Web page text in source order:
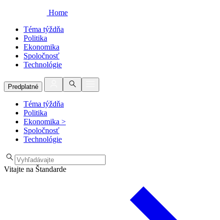
Home
Téma týždňa
Politika
Ekonomika
Spoločnosť
Technológie
Predplatné
Téma týždňa
Politika
Ekonomika >
Spoločnosť
Technológie
Vitajte na Štandarde